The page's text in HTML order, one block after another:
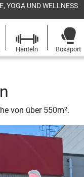
YOGA UND WELLNESS
Hanteln Boxsport
von über 550m².